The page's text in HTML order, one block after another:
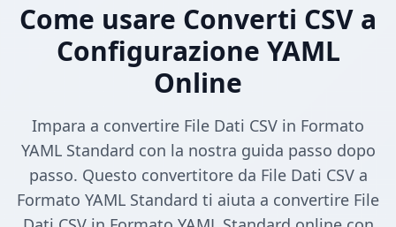
Come usare Converti CSV a
Configurazione YAML
Online
Impara a convertire File Dati CSV in Formato
YAML Standard con la nostra guida passo dopo
passo. Questo convertitore da File Dati CSV a
Formato YAML Standard ti aiuta a convertire File